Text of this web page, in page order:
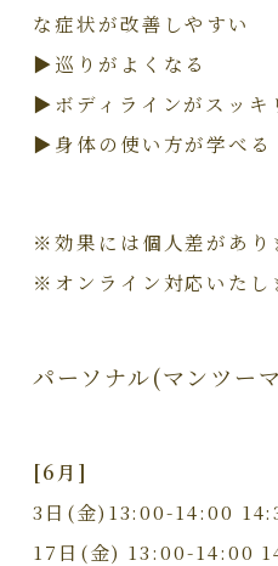
な症状が改善しやすい
▶巡りがよくなる
▶ボディラインがスッキ
▶身体の使い方が学べる
※効果には個人差があり
※オンライン対応いたし
パーソナル(マンツー
[6月]
3日(金)13:00-14:00
17日(金) 13:00-14:00